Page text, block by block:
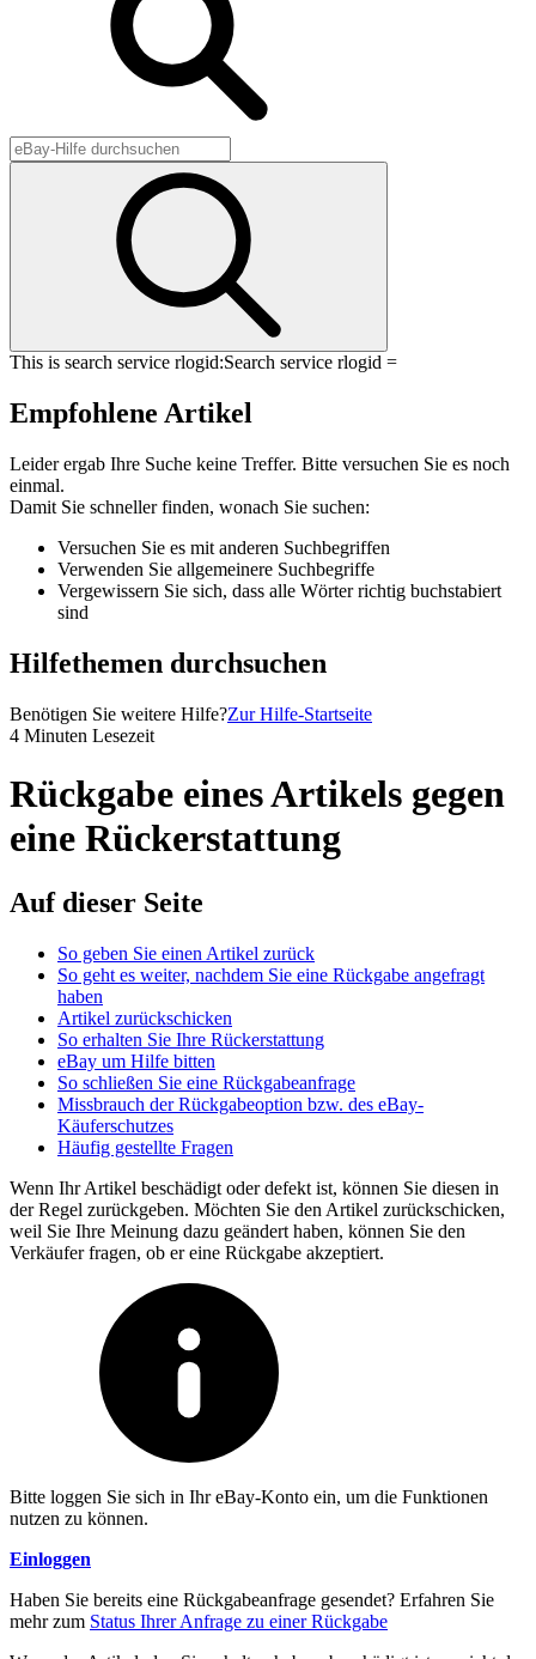
This is search service rlogid:Search service rlogid =
Empfohlene Artikel
Leider ergab Ihre Suche keine Treffer. Bitte versuchen Sie es noch
einmal.
Damit Sie schneller finden, wonach Sie suchen:
Versuchen Sie es mit anderen Suchbegriffen
Verwenden Sie allgemeinere Suchbegriffe
Vergewissern Sie sich, dass alle Wörter richtig buchstabiert
sind
Hilfethemen durchsuchen
Benötigen Sie weitere Hilfe?Zur Hilfe-Startseite
4 Minuten Lesezeit
Rückgabe eines Artikels gegen
eine Rückerstattung
Auf dieser Seite
So geben Sie einen Artikel zurück
So geht es weiter, nachdem Sie eine Rückgabe angefragt
haben
Artikel zurückschicken
So erhalten Sie Ihre Rückerstattung
eBay um Hilfe bitten
So schließen Sie eine Rückgabeanfrage
Missbrauch der Rückgabeoption bzw. des eBay-
Käuferschutzes
Häufig gestellte Fragen
Wenn Ihr Artikel beschädigt oder defekt ist, können Sie diesen in
der Regel zurückgeben. Möchten Sie den Artikel zurückschicken,
weil Sie Ihre Meinung dazu geändert haben, können Sie den
Verkäufer fragen, ob er eine Rückgabe akzeptiert.
Bitte loggen Sie sich in Ihr eBay-Konto ein, um die Funktionen
nutzen zu können.
Einloggen
Haben Sie bereits eine Rückgabeanfrage gesendet? Erfahren Sie
mehr zum Status Ihrer Anfrage zu einer Rückgabe